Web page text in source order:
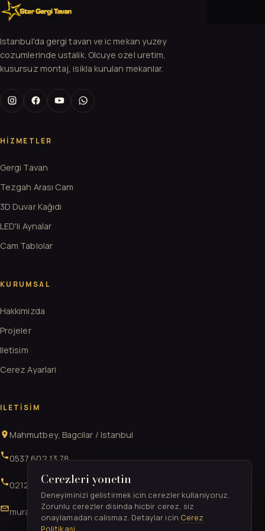
Istanbul'da gergi tavan ve ic mekan yuzey
cozumlerinde ustalik. Olcuye ozel uretim,
kusursuz montaj, isikla kurulan mekanlar.
HIZMETLER
Gergi Tavan
Tezgah Arası Cam
3D Duvar Kağıdı
LED'li Aynalar
Cam Tablolar
KURUMSAL
Hakkimizda
Projeler
Iletisim
Cerez Ayarlari
ILETISIM
Mahmutbey, Bagcilar / Istanbul
0537 602 13 78
0212 706 52 41
muratgurkan52@gmail.com
Cerezleri yonetin
Deneyiminizi gelistirmek icin cerezler kullaniyoruz.
Zorunlu cerezler disinda hicbir cerez, siz
onaylamadan calismaz. Detaylar icin Cerez
Politikasi